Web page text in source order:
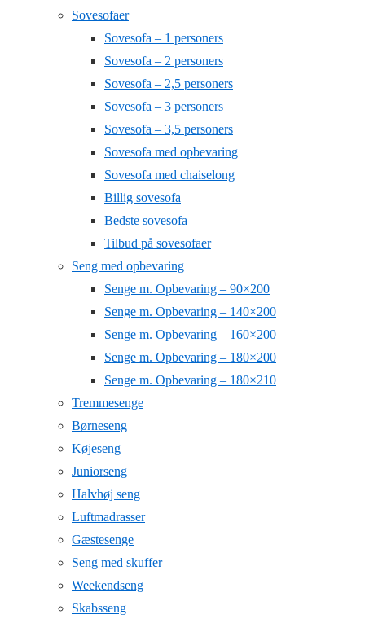
Sovesofaer
Sovesofa – 1 personers
Sovesofa – 2 personers
Sovesofa – 2,5 personers
Sovesofa – 3 personers
Sovesofa – 3,5 personers
Sovesofa med opbevaring
Sovesofa med chaiselong
Billig sovesofa
Bedste sovesofa
Tilbud på sovesofaer
Seng med opbevaring
Senge m. Opbevaring – 90×200
Senge m. Opbevaring – 140×200
Senge m. Opbevaring – 160×200
Senge m. Opbevaring – 180×200
Senge m. Opbevaring – 180×210
Tremmesenge
Børneseng
Køjeseng
Juniorseng
Halvhøj seng
Luftmadrasser
Gæstesenge
Seng med skuffer
Weekendseng
Skabsseng